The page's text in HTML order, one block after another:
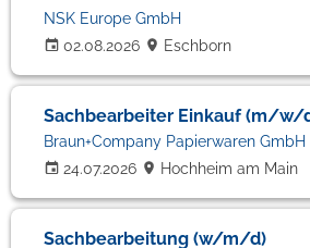
02.08.2026
NSK Europe GmbH
Eschborn
Sachbearbeiter Einkauf (m/w/
24.07.2026
Braun+Company Papierwaren GmbH
Hochheim am Main
Sachbearbeitung (w/m/d)